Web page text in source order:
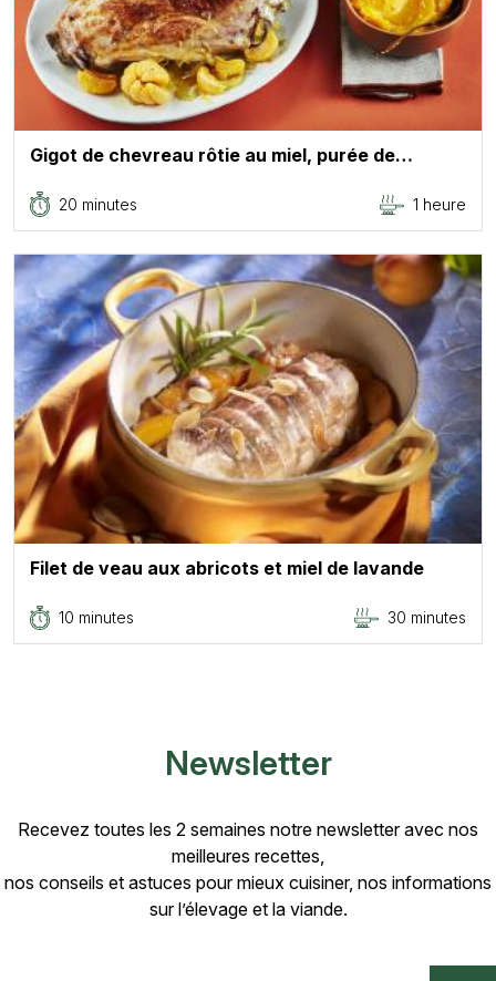
Gigot de chevreau rôtie au miel, purée de…
20 minutes 1 heure
Filet de veau aux abricots et miel de lavande
10 minutes 30 minutes
Newsletter
Recevez toutes les 2 semaines notre newsletter avec nos
meilleures recettes,
nos conseils et astuces pour mieux cuisiner, nos informations
sur l’élevage et la viande.